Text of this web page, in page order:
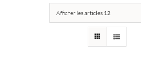
Afficher lesarticles 12